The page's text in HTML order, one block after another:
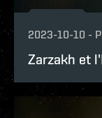
2023-10-10 -
Zarzakh et